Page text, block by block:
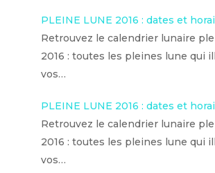
PLEINE LUNE 2016 : dates et
Retrouvez le calendrier lunaire
2016 : toutes les pleines lune qui
vos…
PLEINE LUNE 2016 : dates et
Retrouvez le calendrier lunaire
2016 : toutes les pleines lune qui
vos…